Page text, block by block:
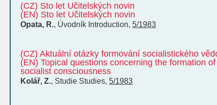
(CZ) Sto let Učitelských novin
(EN) Sto let Učitelských novin
Opata, R., Úvodník Introduction, 5/1983
(CZ) Aktuální otázky formování socialistického
(EN) Topical questions concerning the formation
socialist consciousness
Kolář, Z., Studie Studies, 5/1983